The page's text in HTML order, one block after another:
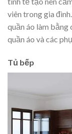
viên trong gia
quần áo làm bằng
quần áo và các
Tủ bếp